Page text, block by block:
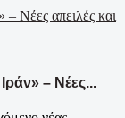
– Νέες...